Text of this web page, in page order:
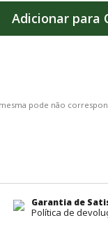
Adicionar para
pode não
Garantia de
Política de